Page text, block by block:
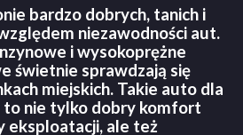
bardzo dobrych, tanich i
niezawodności aut.
i wysokoprężne
świetnie sprawdzają się
miejskich. Takie auto dla
to nie tylko dobry komfort
eksploatacji, ale też